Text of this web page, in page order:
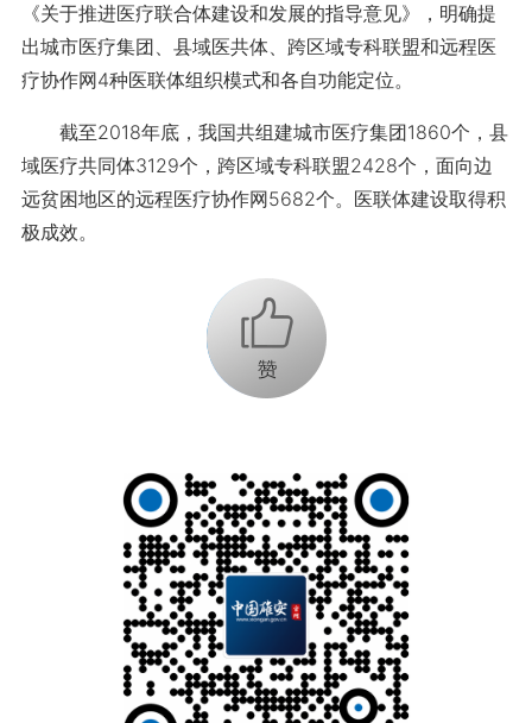
《关于推进医疗联合体建设和发展的指导意见》，明确提
出城市医疗集团、县域医共体、跨区域专科联盟和远程医
疗协作网4种医联体组织模式和各自功能定位。
截至2018年底，我国共组建城市医疗集团1860个，县
域医疗共同体3129个，跨区域专科联盟2428个，面向边
远贫困地区的远程医疗协作网5682个。医联体建设取得积
极成效。
+1